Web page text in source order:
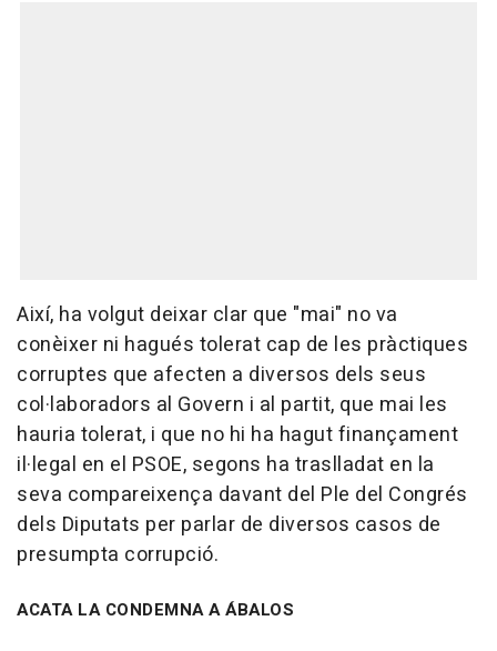
Així, ha volgut deixar clar que "mai" no va
conèixer ni hagués tolerat cap de les pràctiques
corruptes que afecten a diversos dels seus
col·laboradors al Govern i al partit, que mai les
hauria tolerat, i que no hi ha hagut finançament
il·legal en el PSOE, segons ha traslladat en la
seva compareixença davant del Ple del Congrés
dels Diputats per parlar de diversos casos de
presumpta corrupció.
ACATA LA CONDEMNA A ÁBALOS